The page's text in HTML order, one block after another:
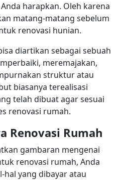
harapkan. Oleh karena
matang-matang sebelum
renovasi hunian.
diartikan sebagai sebuah
meremajakan,
struktur atau
biasanya terealisasi
telah dibuat agar sesuai
renovasi rumah.
Renovasi Rumah
gambaran mengenai
renovasi rumah, Anda
hal yang dibayar atau